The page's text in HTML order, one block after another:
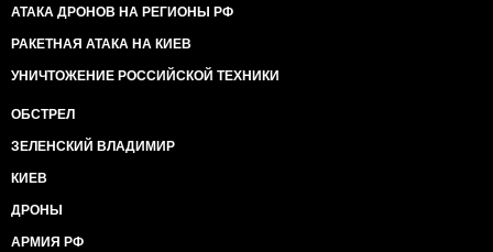
АТАКА ДРОНОВ НА РЕГИОНЫ РФ
РАКЕТНАЯ АТАКА НА КИЕВ
УНИЧТОЖЕНИЕ РОССИЙСКОЙ ТЕХНИКИ
ОБСТРЕЛ
ЗЕЛЕНСКИЙ ВЛАДИМИР
КИЕВ
ДРОНЫ
АРМИЯ РФ